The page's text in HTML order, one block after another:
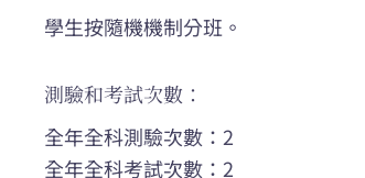
學生按隨機機制分班。
測驗和考試次數：
全年全科測驗次數：2
全年全科考試次數：2